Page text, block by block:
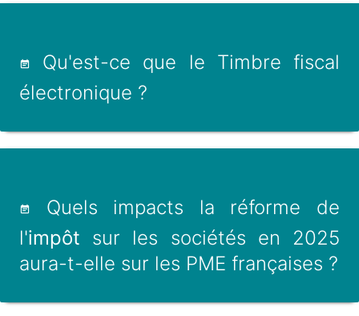
Qu'est-ce que le Timbre fiscal
électronique ?
Quels impacts la réforme de
l'impôt sur les sociétés en 2025
aura-t-elle sur les PME françaises ?